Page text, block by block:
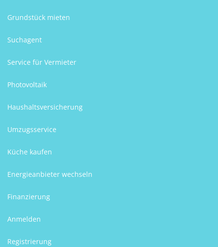
Grundstück mieten
Suchagent
Service für Vermieter
Photovoltaik
Haushaltsversicherung
Umzugsservice
Küche kaufen
Energieanbieter wechseln
Finanzierung
Anmelden
Registrierung